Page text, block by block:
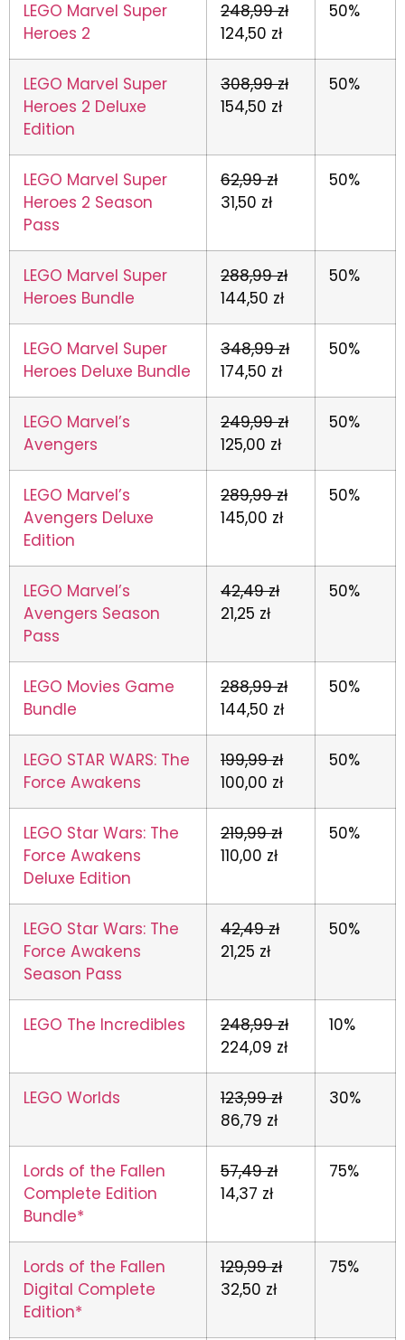
LEGO Marvel Super
Heroes 2
248,99 zł
124,50 zł
50%
LEGO Marvel Super
Heroes 2 Deluxe
Edition
308,99 zł
154,50 zł
50%
LEGO Marvel Super
Heroes 2 Season
Pass
62,99 zł
31,50 zł
50%
LEGO Marvel Super
Heroes Bundle
288,99 zł
144,50 zł
50%
LEGO Marvel Super
Heroes Deluxe Bundle
348,99 zł
174,50 zł
50%
LEGO Marvel’s
Avengers
249,99 zł
125,00 zł
50%
LEGO Marvel’s
Avengers Deluxe
Edition
289,99 zł
145,00 zł
50%
LEGO Marvel’s
Avengers Season
Pass
42,49 zł
21,25 zł
50%
LEGO Movies Game
Bundle
288,99 zł
144,50 zł
50%
LEGO STAR WARS: The
Force Awakens
199,99 zł
100,00 zł
50%
LEGO Star Wars: The
Force Awakens
Deluxe Edition
219,99 zł
110,00 zł
50%
LEGO Star Wars: The
Force Awakens
Season Pass
42,49 zł
21,25 zł
50%
LEGO The Incredibles
248,99 zł
224,09 zł
10%
LEGO Worlds
123,99 zł
86,79 zł
30%
Lords of the Fallen
Complete Edition
Bundle*
57,49 zł
14,37 zł
75%
Lords of the Fallen
Digital Complete
Edition*
129,99 zł
32,50 zł
75%